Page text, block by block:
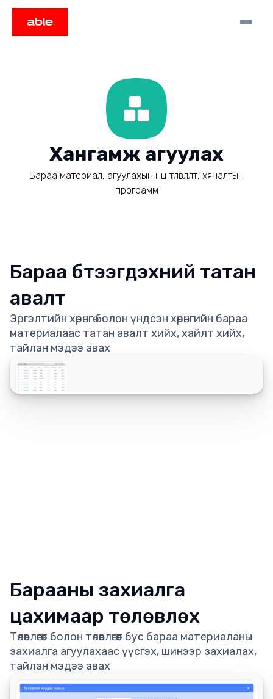
Хангамж агуулах
Бараа материал, агуулахын нөөц төлөвлөлт, хяналтын
программ
Бараа бүтээгдэхүүний татан
авалт
Эргэлтийн хөрөнгө болон үндсэн хөрөнгийн бараа
материалаас татан авалт хийх, хайлт хийх,
тайлан мэдээ авах
Барааны захиалга
цахимаар төлөвлөх
Төлөвлөгөөт болон төлөвлөгөөт бус бараа материаланы
захиалга агуулахаас үүсгэх, шинээр захиалах,
тайлан мэдээ авах